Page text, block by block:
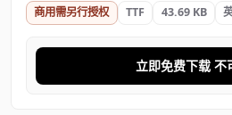
商用需另行授权 TTF 43.69 KB
立即免费下载 不